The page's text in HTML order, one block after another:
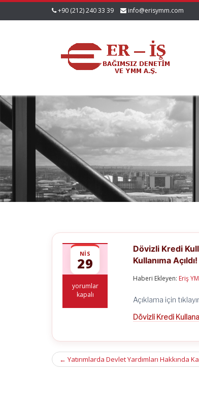
+90 (212) 240 33 39 info@erisymm.com
NIS
29
Dövizli
Kredi
İlişkin
Ağ
yorumlar
kapalı
Dövizli Kredi
Kullanıma Açıldı!
Haberi Ekleyen: Eriş
Açıklama için
Dövizli Kredi
Post
← Yatırımlarda Devlet Yardımları Hakkında